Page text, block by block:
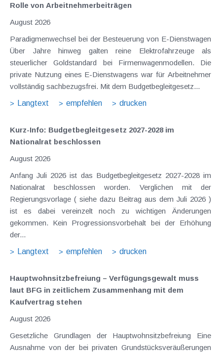
Rolle von Arbeitnehmer​­beiträgen
August 2026
Paradigmenwechsel bei der Besteuerung von E-Dienstwagen
Über Jahre hinweg galten reine Elektrofahrzeuge als
steuerlicher Goldstandard bei Firmenwagenmodellen. Die
private Nutzung eines E-Dienstwagens war für Arbeitnehmer
vollständig sachbezugsfrei. Mit dem Budgetbegleitgesetz...
Langtext
empfehlen drucken
Kurz-Info: Budgetbegleitgesetz 2027-2028 im
Nationalrat beschlossen
August 2026
Anfang Juli 2026 ist das Budgetbegleitgesetz 2027-2028 im
Nationalrat beschlossen worden. Verglichen mit der
Regierungsvorlage ( siehe dazu Beitrag aus dem Juli 2026 )
ist es dabei vereinzelt noch zu wichtigen Änderungen
gekommen. Kein Progressionsvorbehalt bei der Erhöhung
der...
Langtext
empfehlen drucken
Hauptwohnsitz​­befreiung – Verfügungsgewalt muss
laut BFG in zeitlichem Zusammenhang mit dem
Kaufvertrag stehen
August 2026
Gesetzliche Grundlagen der Hauptwohnsitzbefreiung Eine
Ausnahme von der bei privaten Grundstücksveräußerungen